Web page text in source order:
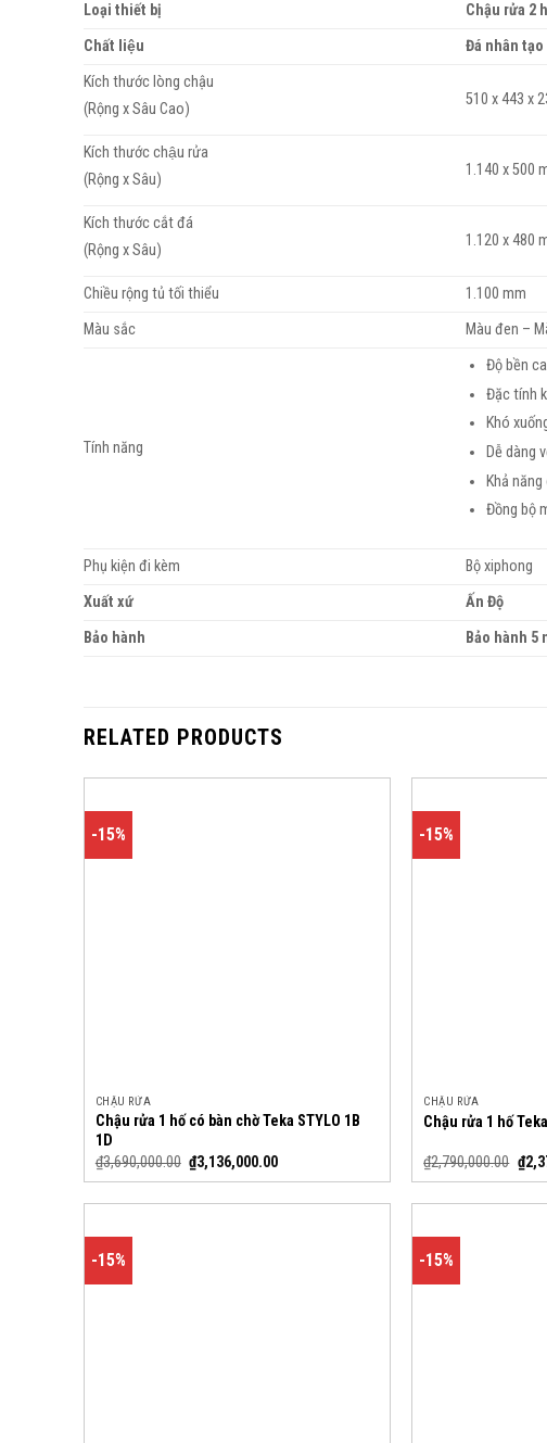
Loại thiết bị
Chậu rửa 2
Chất liệu
Đá nhân
Kích thước lòng chậu
(Rộng x Sâu Cao)
510 x 443 x
Kích thước chậu rửa
(Rộng x Sâu)
1.140 x 500
Kích thước cắt đá
(Rộng x Sâu)
1.120 x 480
Chiều rộng tủ tối thiểu
1.100 mm
Màu sắc
Màu đen –
Tính năng
Độ bền
Đặc tính
Khó
Dễ dàng
Khả
Đồng bộ
Phụ kiện đi kèm
Bộ xiphong
Xuất xứ
Ấn Độ
Bảo hành
Bảo hành 5
RELATED PRODUCTS
-15%
CHẬU RỬA
Chậu rửa 1 hố có bàn chờ Teka STYLO 1B
1D
₫3,690,000.00 ₫3,136,000.00
-15%
CHẬU RỬA
Chậu rửa 1 hố
₫2,790,000.00 ₫
-15% -15%